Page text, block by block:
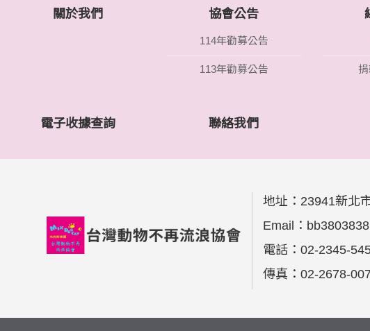
關於我們 協會公告
114年勸募公告
113年勸募公告
電子收據查詢 聯絡我們
地址： 23941新北
Email：
電話： 02-2345-
傳真： 02-2678-